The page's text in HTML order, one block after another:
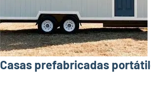
Casas prefabricadas